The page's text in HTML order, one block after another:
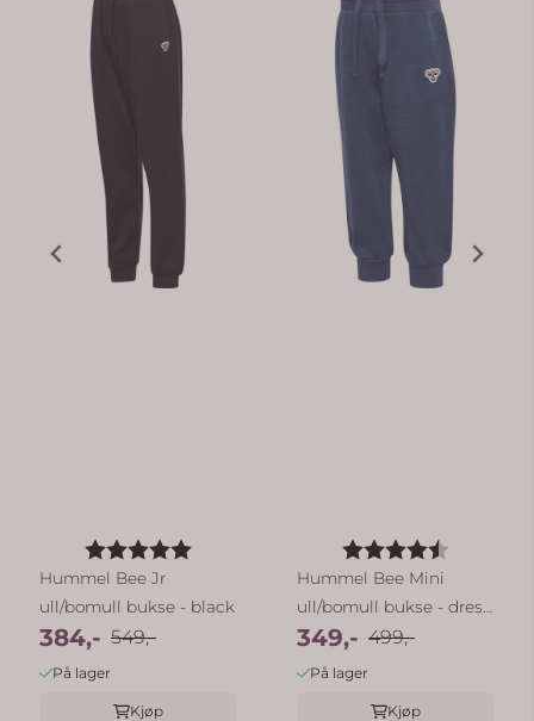
Karakter:
Hummel Bee Jr
ull/bomull bukse - black
384,- 549,-
På lager
Kjøp
Karakter:
Hummel Bee Mini
ull/bomull bukse - dress
blues
349,- 499,-
På lager
Kjøp